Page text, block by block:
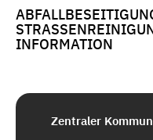
NFORMATION
Zentraler